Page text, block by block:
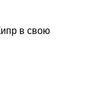
в свою